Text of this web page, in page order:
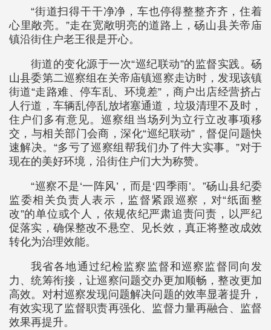
“街道扫得干干净净，车也停得整整齐齐，住着
心里敞亮。”走在宽敞明亮的道路上，砀山县关帝庙
镇沿街住户老王很是开心。
街道的变化源于一次“巡纪联动”的监督实践。砀
山县委第二巡察组在关帝庙镇巡察走访时，发现该镇
街道“走路难、停车乱、环境差”，商户出店经营挤占
人行道，车辆乱停乱放堵塞通道，垃圾清理不及时，
住户们多有意见。巡察组当场列为立行立改事项移
交，与相关部门会商，深化“巡纪联动”，督促问题快
速解决。“多亏了巡察组帮我们办了件大实事。”对于
现在的美好环境，沿街住户们大为称赞。
“巡察不是‘一阵风’，而是‘四季雨’。”砀山县纪委
监委相关负责人表示，监督紧跟巡察，对“纸面整
改”的单位或个人，依规依纪严肃追责问责，以严纪
促落实，确保整改不悬空、见长效，真正将整改成效
转化为治理效能。
我省各地通过纪检监察监督和巡察监督同向发
力、统筹衔接，让巡察问题交办更加顺畅，整改更加
高效。对村巡察发现问题解决问题的效率显著提升，
有效实现了监督职责再强化、监督力量再融合、监督
效果再提升。